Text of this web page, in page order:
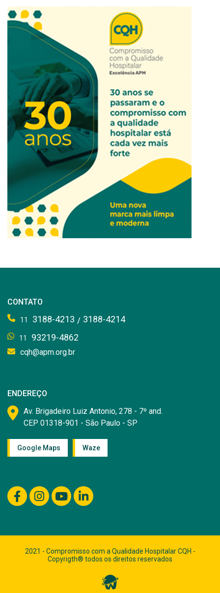
CONTATO
11 3188-4213 / 3188-4214
11 93219-4862
cqh@apm.org.br
ENDEREÇO
Av. Brigadeiro Luiz Antonio, 278 - 7º and.
CEP 01318-901 - São Paulo - SP
Google Maps Waze
2021 - Compromisso com a Qualidade Hospitalar CQH -
Copyrigth® todos os direitos reservados